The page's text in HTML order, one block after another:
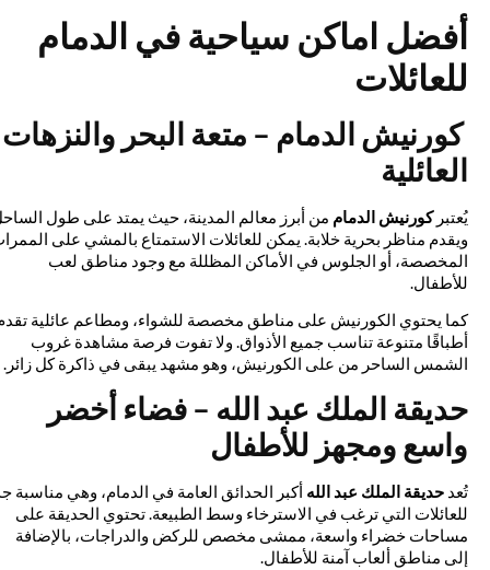
أفضل اماكن سياحية في الدمام
للعائلات
كورنيش الدمام – متعة البحر والنزهات
العائلية
يُعتبركورنيش الدماممن أبرز معالم المدينة، حيث يمتد على طول الساحل
ويقدم مناظر بحرية خلابة. يمكن للعائلات الاستمتاع بالمشي على الممرات
المخصصة، أو الجلوس في الأماكن المظللة مع وجود مناطق لعب
للأطفال.
كما يحتوي الكورنيش على مناطق مخصصة للشواء، ومطاعم عائلية تقدم
أطباقًا متنوعة تناسب جميع الأذواق. ولا تفوت فرصة مشاهدة غروب
الشمس الساحر من على الكورنيش، وهو مشهد يبقى في ذاكرة كل زائر.
حديقة الملك عبد الله – فضاء أخضر
واسع ومجهز للأطفال
تُعدحديقة الملك عبد اللهأكبر الحدائق العامة في الدمام، وهي مناسبة جدًا
للعائلات التي ترغب في الاسترخاء وسط الطبيعة. تحتوي الحديقة على
مساحات خضراء واسعة، ممشى مخصص للركض والدراجات، بالإضافة
إلى مناطق ألعاب آمنة للأطفال.